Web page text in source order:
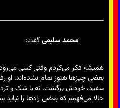
محمد سلیمیگفت:
همیشه فکر می‌کردم وقتی کسی
بعضی چیزها هنوز تمام نشده‌اند. او
سفید، خودش برگشت. نه با شک و
حالا می‌فهمم که بعضی راه‌ها را نباید